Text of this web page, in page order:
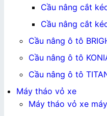
Cầu nâng cắt
Cầu nâng cắt
Cầu nâng ô tô
Cầu nâng ô tô
Cầu nâng ô tô
Máy tháo vỏ xe
Máy tháo vỏ xe